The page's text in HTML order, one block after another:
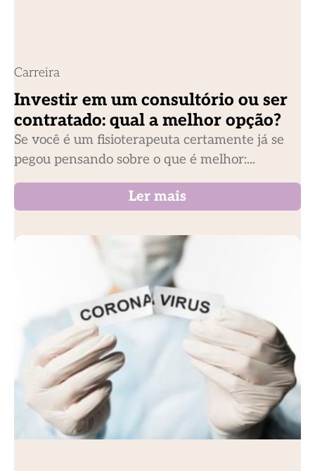
Carreira
Investir em um consultório ou ser
contratado: qual a melhor opção?
Se você é um fisioterapeuta certamente já se
pegou pensando sobre o que é melhor:...
Ler mais